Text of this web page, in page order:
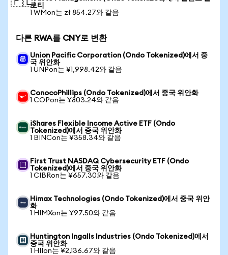
로티
1 WMon는 zł 854.27와 같음
다른 RWA를 CNY로 변환
Union Pacific Corporation (Ondo Tokenized)에서 중
국 위안화
1 UNPon는 ¥1,998.42와 같음
ConocoPhillips (Ondo Tokenized)에서 중국 위안화
1 COPon는 ¥803.24와 같음
iShares Flexible Income Active ETF (Ondo
Tokenized)에서 중국 위안화
1 BINCon는 ¥358.34와 같음
First Trust NASDAQ Cybersecurity ETF (Ondo
Tokenized)에서 중국 위안화
1 CIBRon는 ¥657.30와 같음
Himax Technologies (Ondo Tokenized)에서 중국 위안
화
1 HIMXon는 ¥97.50와 같음
Huntington Ingalls Industries (Ondo Tokenized)에서
중국 위안화
1 HIIon는 ¥2,136.67와 같음